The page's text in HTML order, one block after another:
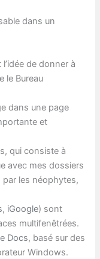
dans un
de donner à
le Bureau
dans une page
et
qui consiste à
avec mes dossiers
par les néophytes,
, iGoogle) sont
multifenêtrées.
Docs, basé sur des
Windows.